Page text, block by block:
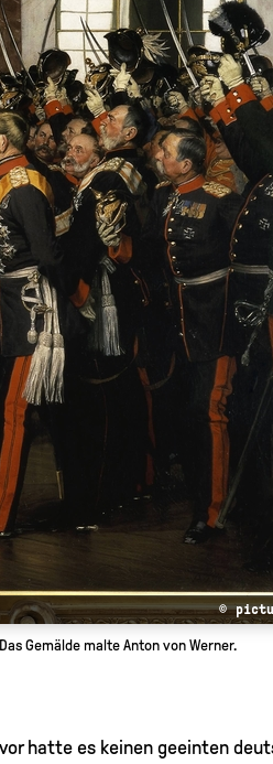
©
Gemälde malte Anton von Werner. 
hatte es keinen geeinten